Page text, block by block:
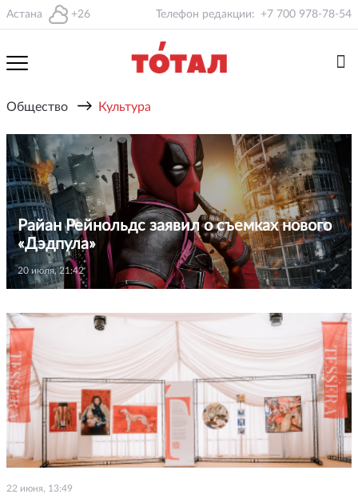
Астана +26 Телефон редакции: +7 700 978-78-54
Общество → Культура
Райан Рейнольдс заявил о съемках нового
«Дэдпула»
20 июля, 21:42
22 июня, 13:49